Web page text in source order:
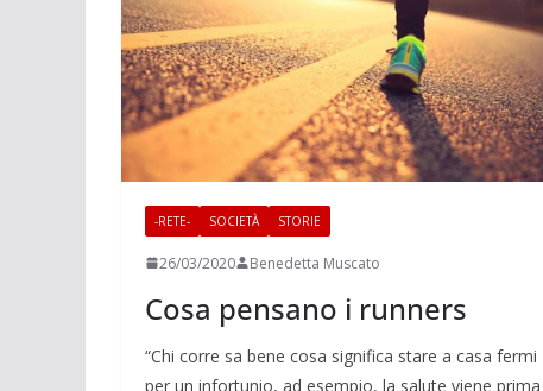
-RETE- SOCIETÀ STORIE
26/03/2020 Benedetta Muscato
Cosa pensano i runners
“Chi corre sa bene cosa significa stare a casa fermi
per un infortunio, ad esempio, la salute viene prima